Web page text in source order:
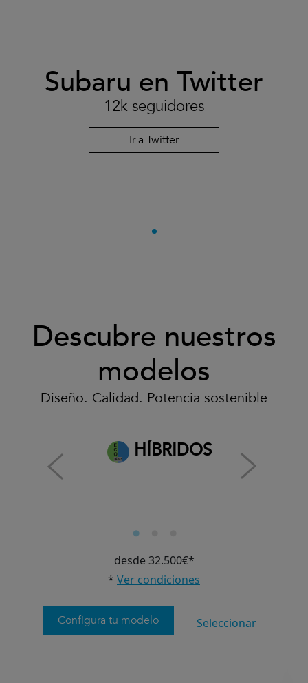
Subaru en Twitter
12k seguidores
Ir a Twitter
Descubre nuestros
modelos
Diseño. Calidad. Potencia sostenible
HÍBRIDOS
desde 32.500€*
* Ver condiciones
Configura tu modelo Seleccionar